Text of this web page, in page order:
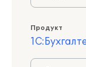
Продукт